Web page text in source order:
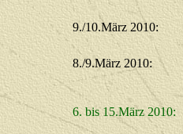
9./10.März 2010:
8./9.März 2010:
6. bis 15.März 2010: